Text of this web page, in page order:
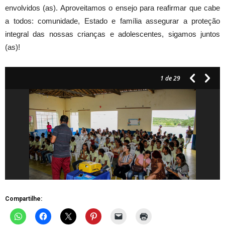
envolvidos (as). Aproveitamos o ensejo para reafirmar que cabe
a todos: comunidade, Estado e família assegurar a proteção
integral das nossas crianças e adolescentes, sigamos juntos
(as)!
1 de 29
Compartilhe: